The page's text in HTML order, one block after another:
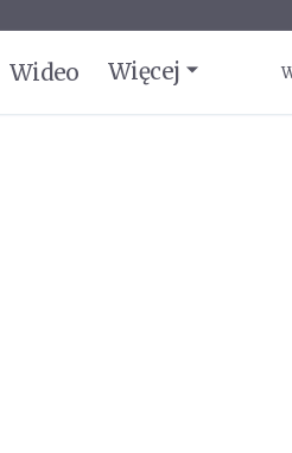
Wideo Więcej